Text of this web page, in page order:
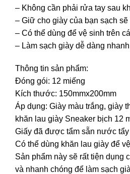
– Không cần phải rửa tay sau
– Giữ cho giày của bạn sạch
– Có thể dùng để vệ sinh trên
– Làm sạch giày dễ dàng
Thông tin sản phẩm:
Đóng gói: 12 miếng
Kích thước: 150mmx200mm
Áp dụng: Giày màu trắng, giày
khăn lau giày Sneaker bịch 12
Giấy đã được tẩm sẵn nước
Có thể dùng khăn lau giày để
Sản phẩm này sẽ rất tiện dụng
và nhanh chóng để làm sạch